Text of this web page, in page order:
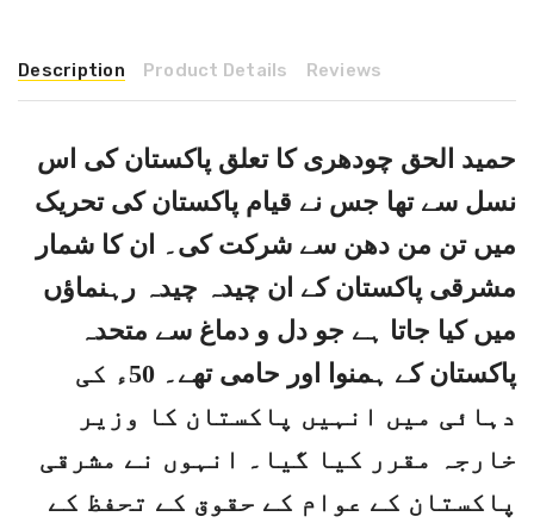
Description Product Details Reviews
حمید الحق چودھری کا تعلق پاکستان کی اس
نسل سے تھا جس نے قیام پاکستان کی تحریک
میں تن من دھن سے شرکت کی۔ ان کا شمار
مشرقی پاکستان کے ان چیدہ چیدہ رہنماؤں
میں کیا جاتا ہے جو دل و دماغ سے متحدہ
پاکستان کے ہمنوا اور حامی تھے۔ 50ء کی
دہائی میں انہیں پاکستان کا وزیر
خارجہ مقرر کیا گیا۔ انہوں نے مشرقی
پاکستان کے عوام کے حقوق کے تحفظ کے